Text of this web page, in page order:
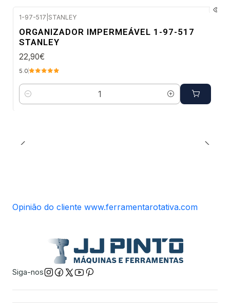
1-97-517 STANLEY
ORGANIZADOR IMPERMEÁVEL 1-97-517
STANLEY
22,90€
5.0
Quantidade
Opinião do cliente www.ferramentarotativa.com
Siga-nos